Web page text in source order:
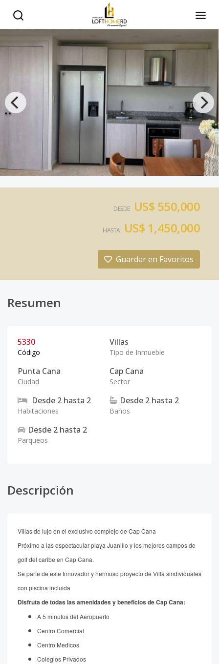
DESDE US$ 550,000
HASTA US$ 1,450,000
Guardar en Favoritos
Resumen
5330
Código
Villas
Tipo de Inmueble
Punta Cana
Ciudad
Cap Cana
Sector
Desde 2 hasta 2
Habitaciones
Desde 2 hasta 2
Baños
Desde 2 hasta 2
Parqueos
Descripción
Villas de lujo en el exclusivo complejo de Cap Cana
Próximo a las espectacular playa Juanillo y los mejores campos de
golf del caribe en Cap Cana.
Se parte de este Innovador y hermoso proyecto de Villa sindividuales
con piscina incluida
Disfruta de todas las amenidades y beneficios de Cap Cana:
A 5 minutos del Aeropuerto
Centro Comercial
Centro Medicos
Colegios Privados